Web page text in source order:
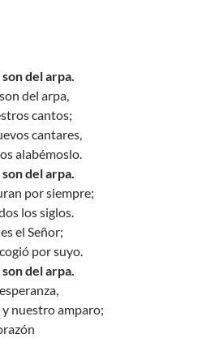
del arpa.
del arpa,
cantos;
cantares,
alabémoslo.
del arpa.
por siempre;
los siglos.
el Señor;
por suyo.
del arpa.
y nuestro amparo;